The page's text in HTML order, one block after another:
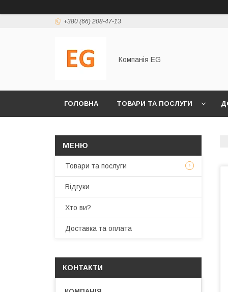
+380 (66) 208-47-13
Компанія EG
ГОЛОВНА ТОВАРИ ТА ПОСЛУГИ
Товари та послуги
Відгуки
Хто ви?
Доставка та оплата
КОНТАКТИ